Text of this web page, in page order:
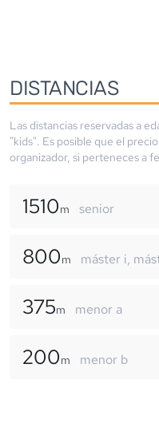
DISTANCIAS
Las distancias reservadas a
"kids". Es posible que el
organizador, si perteneces a
1510m senior
800m máster i,
375m menor a
200m menor b